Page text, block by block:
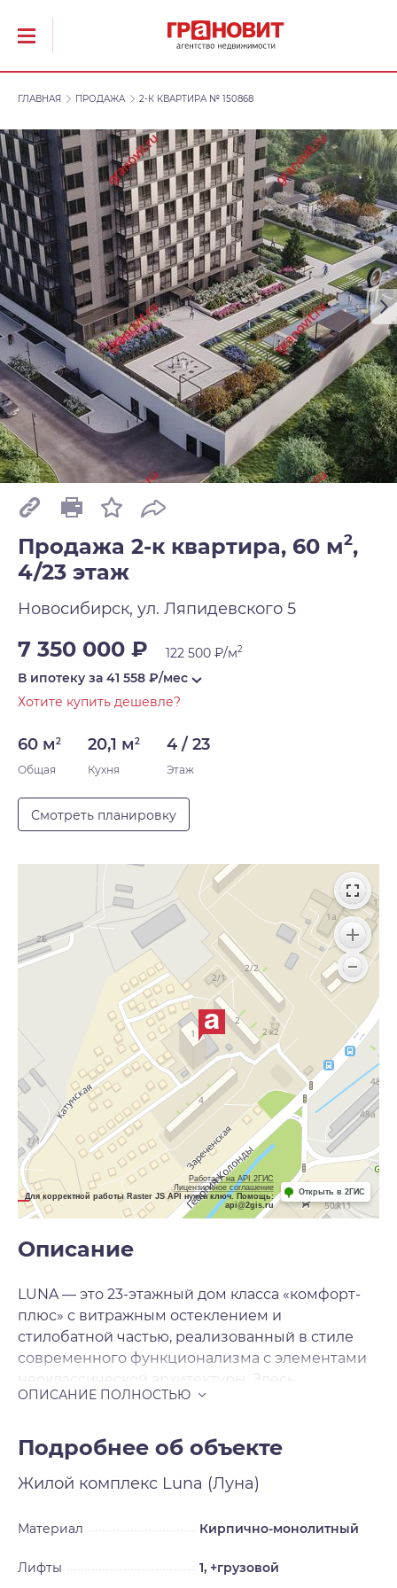
ГЛАВНАЯ ПРОДАЖА 2-К КВАРТИРА № 150868
Продажа 2-к квартира, 60 м2,
4/23 этаж
Новосибирск, ул. Ляпидевского 5
7 350 000 ₽ 122 500 ₽/м2
В ипотеку за 41 558 ₽/мес
Хотите купить дешевле?
60 м2
Общая
20,1 м2
Кухня
4 / 23
Этаж
Смотреть планировку
Работает на API 2ГИС
Лицензионное соглашение
Для корректной работы Raster JS API нужен ключ. Помощь:
api@2gis.ru
Открыть в 2ГИС
Описание
LUNA — это 23-этажный дом класса «комфорт-
плюс» с витражным остеклением и
стилобатной частью, реализованный в стиле
современного функционализма с элементами
неоклассической архитектуры. Здесь
гармонично расположены 233 квартиры
двухэтажный отапливаемый паркинг на 116
мест, включая места с зарядками для
электромобилей. LUNA возводится на ул.
буквально в километре от главной улицы
Сосновый бор от LUNA менее километра, а до
Подробнее об объекте
Жилой комплекс Luna (Луна)
Материал Кирпично-монолитный
Лифты 1, +грузовой